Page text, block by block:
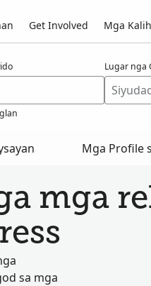
Get Involved Mga
Lugar nga
Mga Profile
mga
sa mga